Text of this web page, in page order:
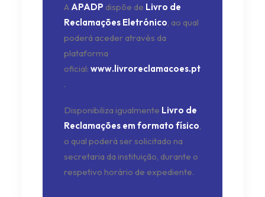
A APADP dispõe de Livro de
Reclamações Eletrónico , ao qual
poderá aceder através da
plataforma
oficial: www.livroreclamacoes.pt
.
Disponibiliza igualmente Livro de
Reclamações em formato físico
o qual poderá ser solicitado na
secretaria da instituição, durante o
respetivo horário de expediente.